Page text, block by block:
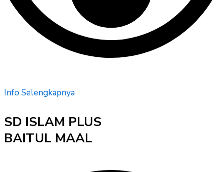
Info Selengkapnya
SD ISLAM PLUS
BAITUL MAAL